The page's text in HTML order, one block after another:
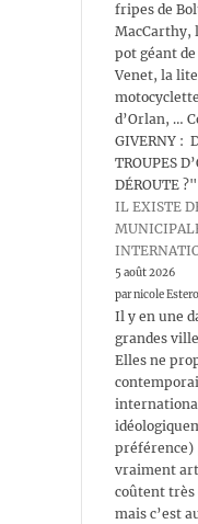
fripes de
MacCarthy,
pot géant
Venet, la
d’Orlan, …
GIVERNY :
TROUPES
DÉROUTE ?"
IL EXISTE
5 août 2026
par nicole
Il y en une
grandes
Elles ne
préférence)
vraiment
coûtent très
mais c’est